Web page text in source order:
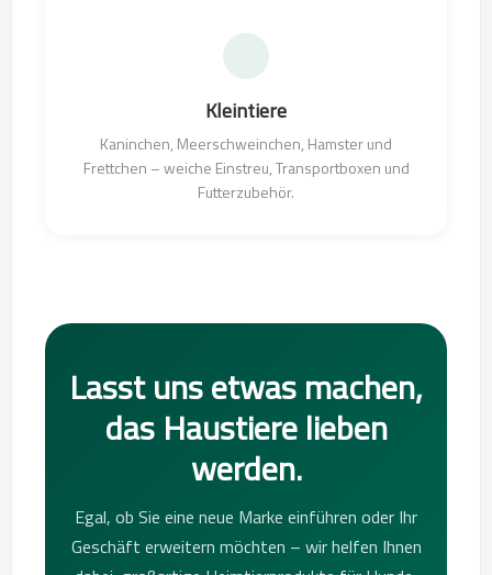
Kleintiere
Kaninchen, Meerschweinchen, Hamster und
Frettchen – weiche Einstreu, Transportboxen und
Futterzubehör.
Lasst uns etwas machen,
das Haustiere lieben
werden.
Egal, ob Sie eine neue Marke einführen oder Ihr
Geschäft erweitern möchten – wir helfen Ihnen